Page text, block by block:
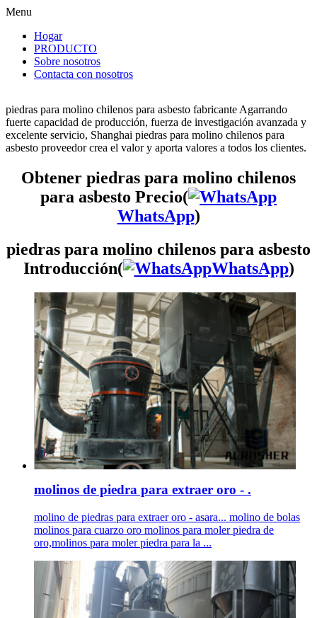
Menu
Hogar
PRODUCTO
Sobre nosotros
Contacta con nosotros
piedras para molino chilenos para asbesto fabricante Agarrando
fuerte capacidad de producción, fuerza de investigación avanzada y
excelente servicio, Shanghai piedras para molino chilenos para
asbesto proveedor crea el valor y aporta valores a todos los clientes.
Obtener piedras para molino chilenos
para asbesto Precio(
WhatsApp)
piedras para molino chilenos para asbesto
Introducción(
WhatsApp)
molinos de piedra para extraer oro - .
molino de piedras para extraer oro - asara... molino de bolas
molinos para cuarzo oro molinos para moler piedra de
oro,molinos para moler piedra para la ...